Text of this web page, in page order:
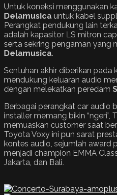
Untuk koneksi menggunakan
Delamusica untuk kabel
Perangkat pendukung lain
adalah kapasitor LS mitron
serta sekring pengaman yang
Delamusica.
Sentuhan akhir diberikan pada
mendukung keluaran audio
dengan melekatkan peredam
Berbagai perangkat car audio
installer memang bikin “ngeri”,
memuaskan customer saat
Toyota Voxy ini pun sarat
kontes audio, sejumlah award
menjadi champion EMMA
Jakarta, dan Bali.